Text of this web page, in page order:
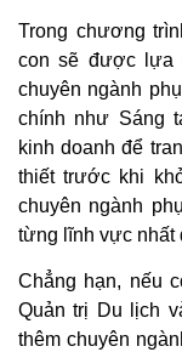
Trong chương
con sẽ được lựa
chuyên ngành
chính như Sáng
kinh doanh để
thiết trước khi
chuyên ngành
từng lĩnh vực nhất
Chẳng hạn, nếu
Quản trị Du lịch
thêm chuyên